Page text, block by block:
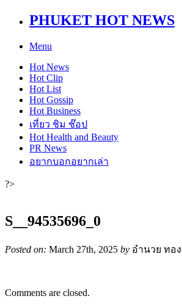
PHUKET HOT NEWS
Menu
Hot News
Hot Clip
Hot List
Hot Gossip
Hot Business
เที่ยว ชิม ช๊อป
Hot Health and Beauty
PR News
อยากบอกอยากเล่า
?>
S__94535696_0
Posted on: March 27th, 2025 by อำนวย ทอ
Comments are closed.